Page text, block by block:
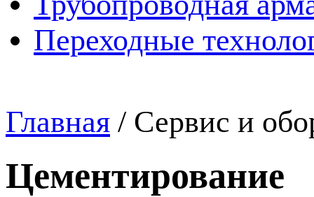
Переходные
Главная / Сервис и
Цементирование